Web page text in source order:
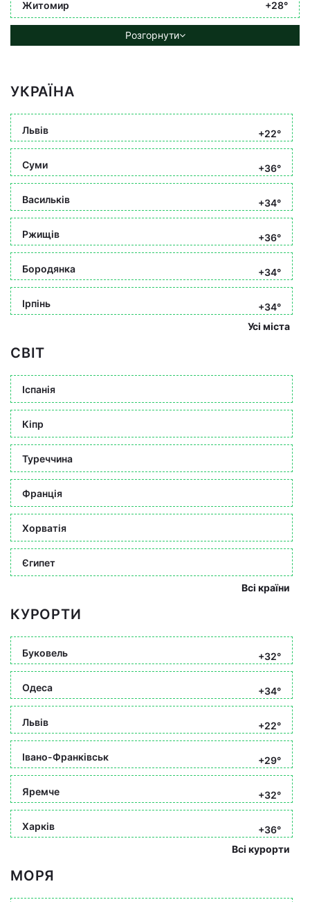
Житомир +28°
Розгорнути
УКРАЇНА
Львів +22°
Суми +36°
Васильків +34°
Ржищів +36°
Бородянка +34°
Ірпінь
+34°
Усі міста
СВІТ
Іспанія
Кіпр
Туреччина
Франція
Хорватія
Єгипет
Всі країни
КУРОРТИ
Буковель +32°
Одеса +34°
Львів +22°
Івано-Франківськ +29°
Яремче +32°
Харків
+36°
Всі курорти
МОРЯ